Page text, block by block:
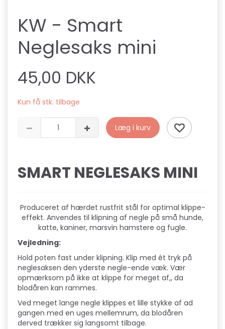
KW - Smart
Neglesaks mini
45,00 DKK
Kun få stk. tilbage
Læg i kurv
SMART NEGLESAKS MINI
Produceret af hærdet rustfrit stål for optimal klippe-
effekt. Anvendes til klipning af negle på små hunde,
katte, kaniner, marsvin hamstere og fugle.
Vejledning:
Hold poten fast under klipning. Klip med ét tryk på
neglesaksen den yderste negle-ende væk. Vær
opmærksom på ikke at klippe for meget af,, da
blodåren kan rammes.
Ved meget lange negle klippes et lille stykke af ad
gangen med en uges mellemrum, da blodåren
derved trækker sig langsomt tilbage.